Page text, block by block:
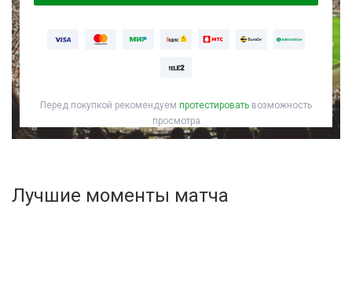
Перед покупкой рекомендуем протестировать возможность
просмотра
Лучшие моменты матча